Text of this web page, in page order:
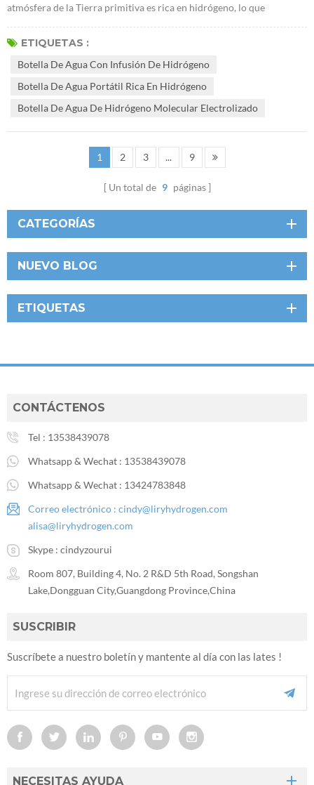
atmósfera de la Tierra primitiva es rica en hidrógeno, lo que
promueve el origen de la vida "Un estudio de CU muestra que la
atmósfera de la Tierra primitiva es rica en hidrógeno, favorable para
infusión de ...
ETIQUETAS :
Botella De Agua Con Infusión De Hidrógeno
Botella De Agua Portátil Rica En Hidrógeno
Botella De Agua De Hidrógeno Molecular Electrolizado
1 2 3 ... 9
Un total de 9 páginas
CATEGORÍAS
NUEVO BLOG
ETIQUETAS
CONTÁCTENOS
Tel : 13538439078
Whatsapp & Wechat : 13538439078
Whatsapp & Wechat : 13424783848
Correo electrónico : cindy@liryhydrogen.com
alisa@liryhydrogen.com
Skype : cindyzourui
Room 807, Building 4, No. 2 R&D 5th Road, Songshan
Lake,Dongguan City,Guangdong Province,China
SUSCRIBIR
Suscríbete a nuestro boletín y mantente al día con las lates !
NECESITAS AYUDA